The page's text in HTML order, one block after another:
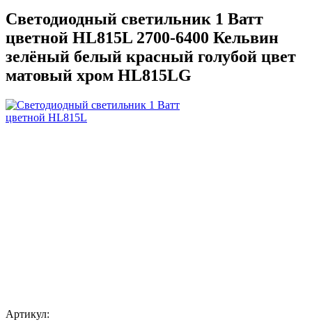
Светодиодный светильник 1 Ватт
цветной HL815L 2700-6400 Кельвин
зелёный белый красный голубой цвет
матовый хром HL815LG
Артикул: